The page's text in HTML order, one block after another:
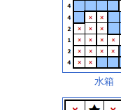
水箱